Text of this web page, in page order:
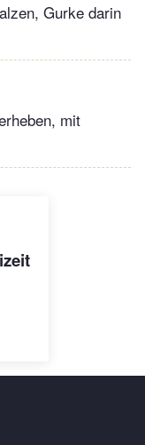
Gurke darin
mit